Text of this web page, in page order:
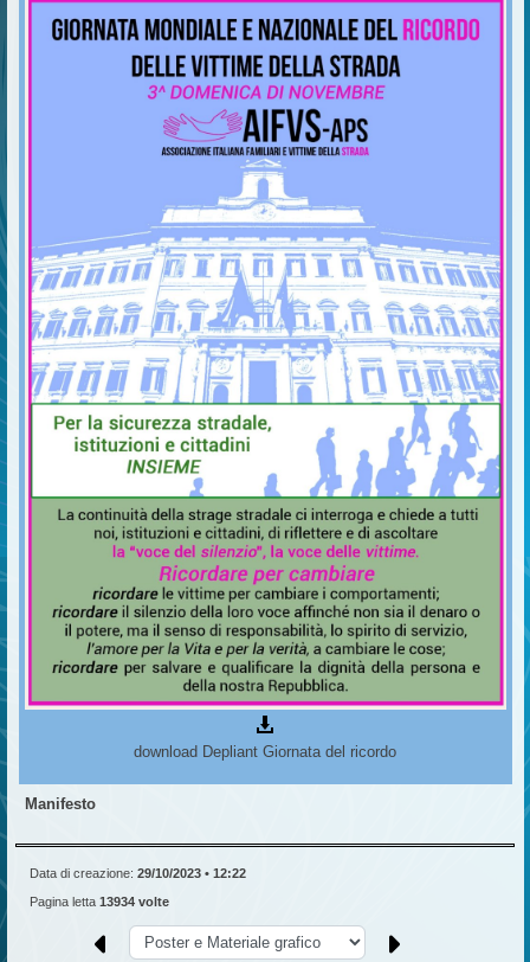
download Depliant Giornata del ricordo
Manifesto
Data di creazione: 29/10/2023 • 12:22
Pagina letta 13934 volte